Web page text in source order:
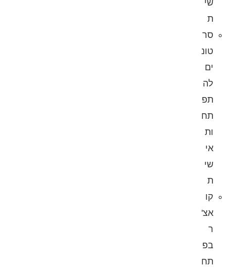
שי
ת
סר
טונ
ים
לה
תפ
תח
ות
אי
שי
ת
קו
אצ'
ר
בפ
תח